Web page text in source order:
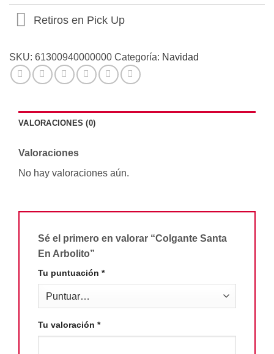
Retiros en Pick Up
SKU: 61300940000000 Categoría: Navidad
VALORACIONES (0)
Valoraciones
No hay valoraciones aún.
Sé el primero en valorar “Colgante Santa
En Arbolito”
Tu puntuación *
Tu valoración *